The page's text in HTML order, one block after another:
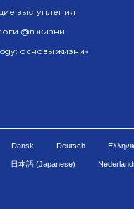
выступления
@в жизни
основы жизни»
Dansk Deutsch
日本語 (Japanese)